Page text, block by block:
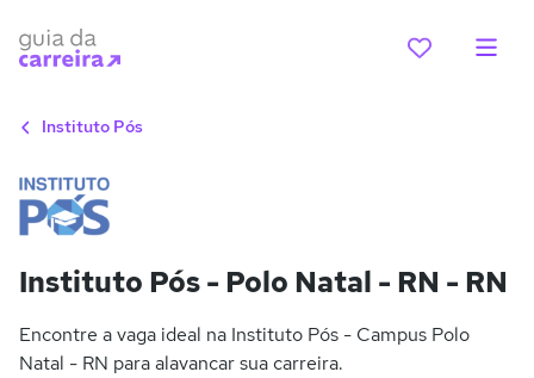
Instituto Pós
Instituto Pós - Polo Natal - RN - RN
Encontre a vaga ideal na Instituto Pós - Campus Polo
Natal - RN para alavancar sua carreira.